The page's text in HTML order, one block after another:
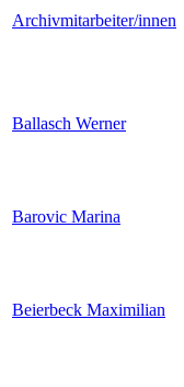
Archivmitarbeiter/innen
Ballasch Werner
Barovic Marina
Beierbeck Maximilian